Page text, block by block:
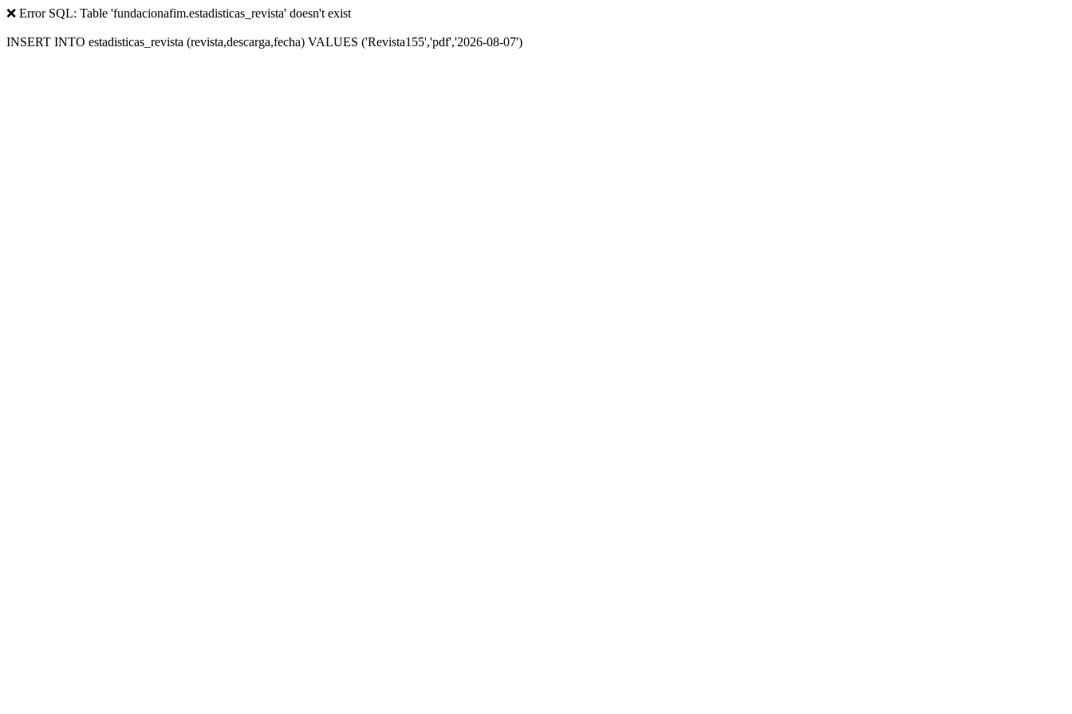
❌ Error SQL: Table 'fundacionafim.estadisticas_revista' doesn't exist
INSERT INTO estadisticas_revista (revista,descarga,fecha) VALUES ('Revista155','pdf','2026-08-07')